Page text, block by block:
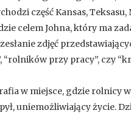
część Kansas,
celem Johna, który ma
zdjęć
“rolników przy pracy”, czy
w miejsce, gdzie rolnicy
uniemożliwiający życie.